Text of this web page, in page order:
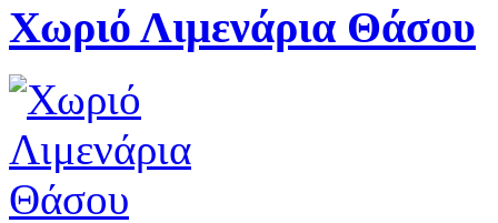
Χωριό Λιμενάρια Θάσου